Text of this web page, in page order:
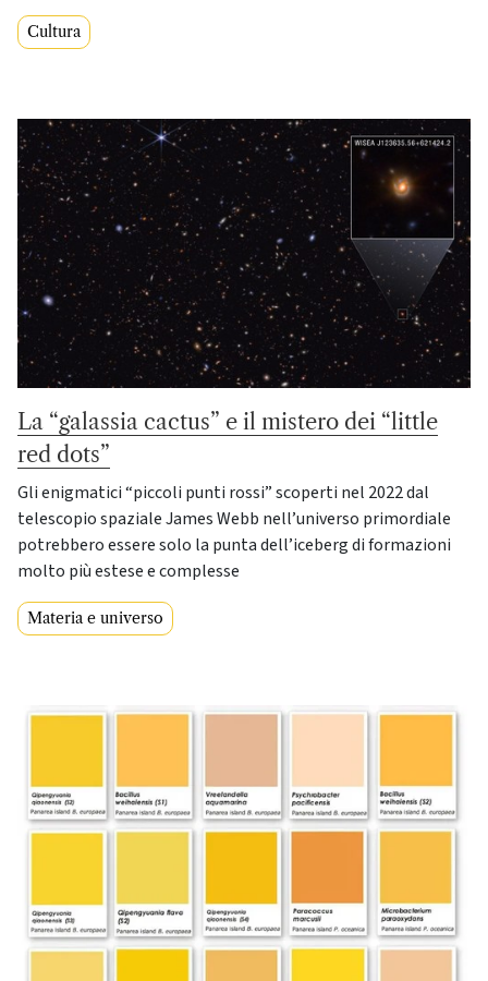
Cultura
La “galassia cactus” e il mistero dei “little
red dots”
Gli enigmatici “piccoli punti rossi” scoperti nel 2022 dal
telescopio spaziale James Webb nell’universo primordiale
potrebbero essere solo la punta dell’iceberg di formazioni
molto più estese e complesse
Materia e universo